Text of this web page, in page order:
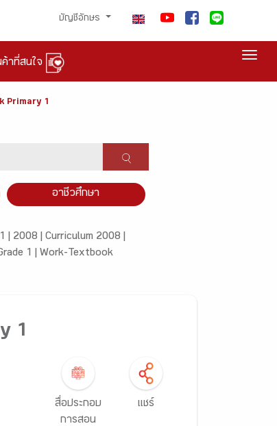
บัญชีอักษร
ค้าที่สนใจ
Primary 1
อาชีวศึกษา
| 2008 | Curriculum 2008 |
1 | Work-Textbook
1
สื่อประกอบ
การสอน
แชร์